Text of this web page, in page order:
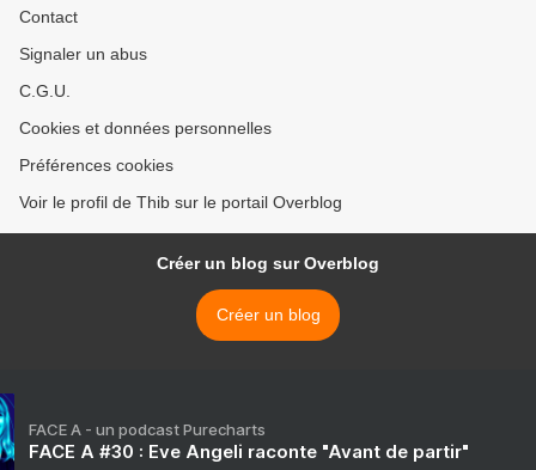
Contact
Signaler un abus
C.G.U.
Cookies et données personnelles
Préférences cookies
Voir le profil de Thib sur le portail Overblog
Créer un blog sur Overblog
Créer un blog
FACE A - un podcast Purecharts
FACE A #30 : Eve Angeli raconte "Avant de partir"